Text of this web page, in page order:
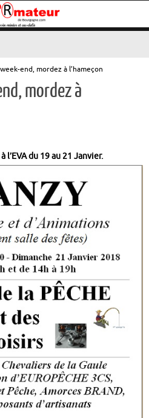
end, mordez à l’hameçon
mordez à
l’EVA du 19 au 21 Janvier.